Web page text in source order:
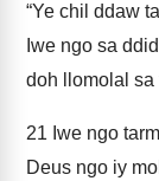
“Ye chil ddaw
Iwe ngo sa
doh llomolal sa
21 Iwe ngo
Deus ngo iy